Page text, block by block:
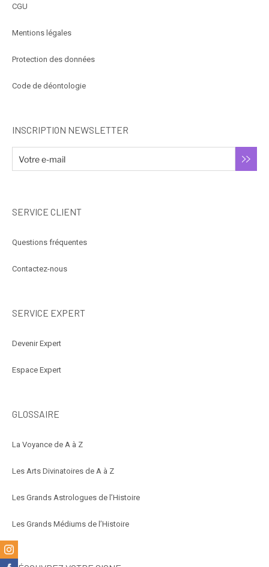
CGU
Mentions légales
Protection des données
Code de déontologie
INSCRIPTION NEWSLETTER
SERVICE CLIENT
Questions fréquentes
Contactez-nous
SERVICE EXPERT
Devenir Expert
Espace Expert
GLOSSAIRE
La Voyance de A à Z
Les Arts Divinatoires de A à Z
Les Grands Astrologues de l’Histoire
Les Grands Médiums de l’Histoire